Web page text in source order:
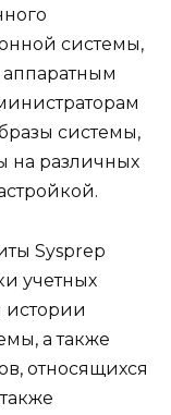
системы,
системы,
на различных
Sysprep
учетных
истории
а также
относящихся